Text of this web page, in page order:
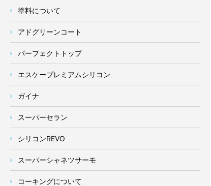
塗料について
アドグリーンコート
パーフェクトトップ
エスケープレミアムシリコン
ガイナ
スーパーセラン
シリコンREVO
スーパーシャネツサーモ
コーキングについて